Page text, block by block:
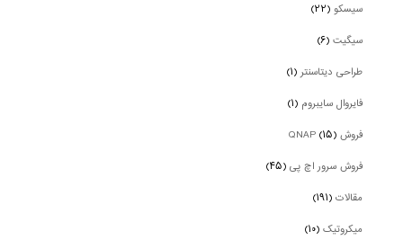
سیسکو(۲۲)
سیگیت(۶)
طراحی دیتاسنتر(۱)
فایروال سایبروم (۱)
فروش QNAP (۱۵)
فروش سرور اچ پی(۴۵)
مقالات(۱۹۱)
میکروتیک(۱۰)